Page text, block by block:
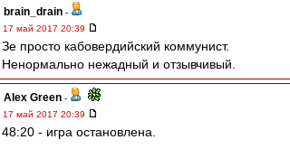
brain_drain -
17 май 2017 20:39
Зе просто кабовердийский коммунист.
Ненормально нежадный и отзывчивый.
Alex Green -
17 май 2017 20:39
48:20 - игра остановлена.